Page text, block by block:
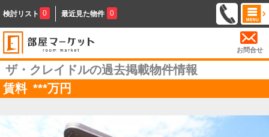
検討リスト 0 最近見た物件 0
お問合せ
ザ・クレイドルの過去掲載物件情報
賃料 ***万円